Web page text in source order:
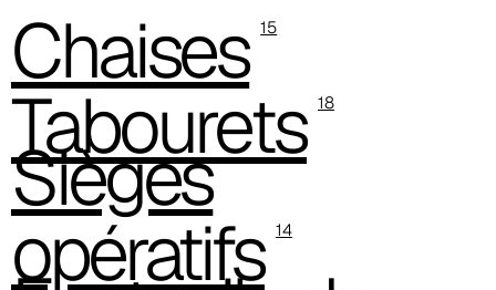
Trevi (Cat. C - Tissu)
Chaises 15
Tabourets 18
Sièges
opératifs 14